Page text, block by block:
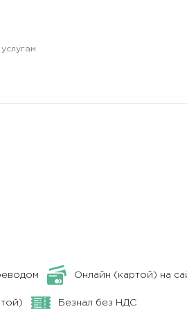
Онлайн (картой) на
Безнал без НДС